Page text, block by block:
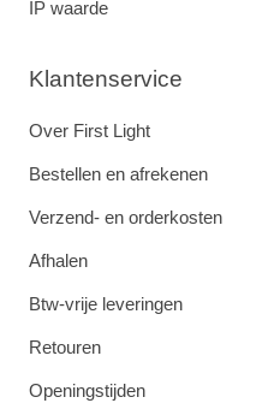
Klantenservice
Over First Light
Bestellen en afrekenen
Verzend- en orderkosten
Afhalen
Btw-vrije leveringen
Retouren
Openingstijden
IP waarde